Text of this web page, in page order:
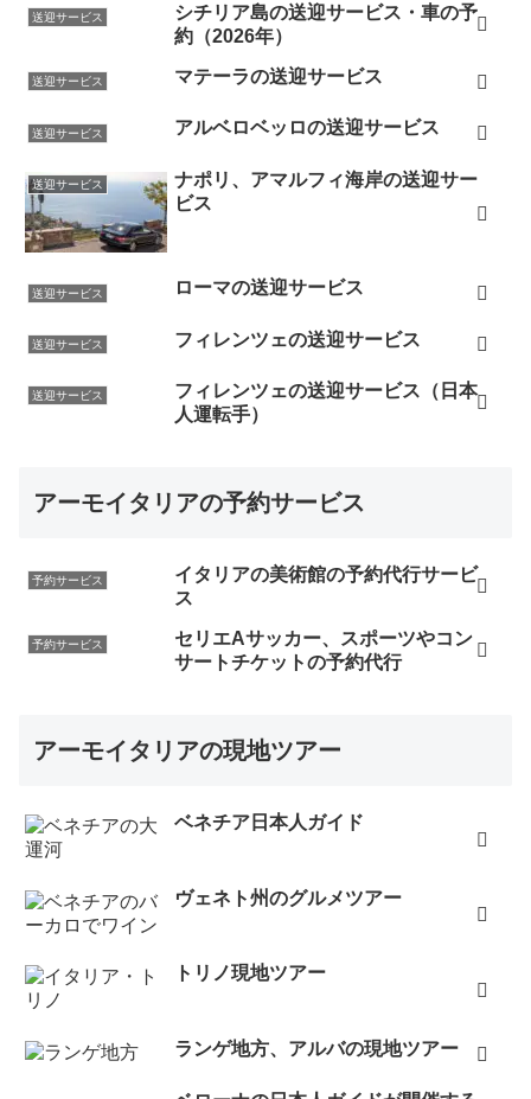
送迎サービス
シチリア島の送迎サービス・車の予
約（2026年）
送迎サービス マテーラの送迎サービス
送迎サービス アルベロベッロの送迎サービス
送迎サービス
ナポリ、アマルフィ海岸の送迎サー
ビス
送迎サービス ローマの送迎サービス
送迎サービス フィレンツェの送迎サービス
送迎サービス
フィレンツェの送迎サービス（日本
人運転手）
アーモイタリアの予約サービス
予約サービス
イタリアの美術館の予約代行サービ
ス
予約サービス
セリエAサッカー、スポーツやコン
サートチケットの予約代行
アーモイタリアの現地ツアー
ベネチア日本人ガイド
ヴェネト州のグルメツアー
トリノ現地ツアー
ランゲ地方、アルバの現地ツアー